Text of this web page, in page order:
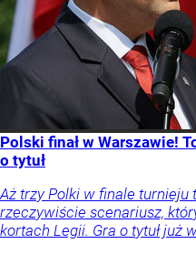
Polski finał w Warszawie!
o tytuł
Aż trzy Polki w finale turnieju
rzeczywiście scenariusz,
kortach Legii. Gra o tytuł już